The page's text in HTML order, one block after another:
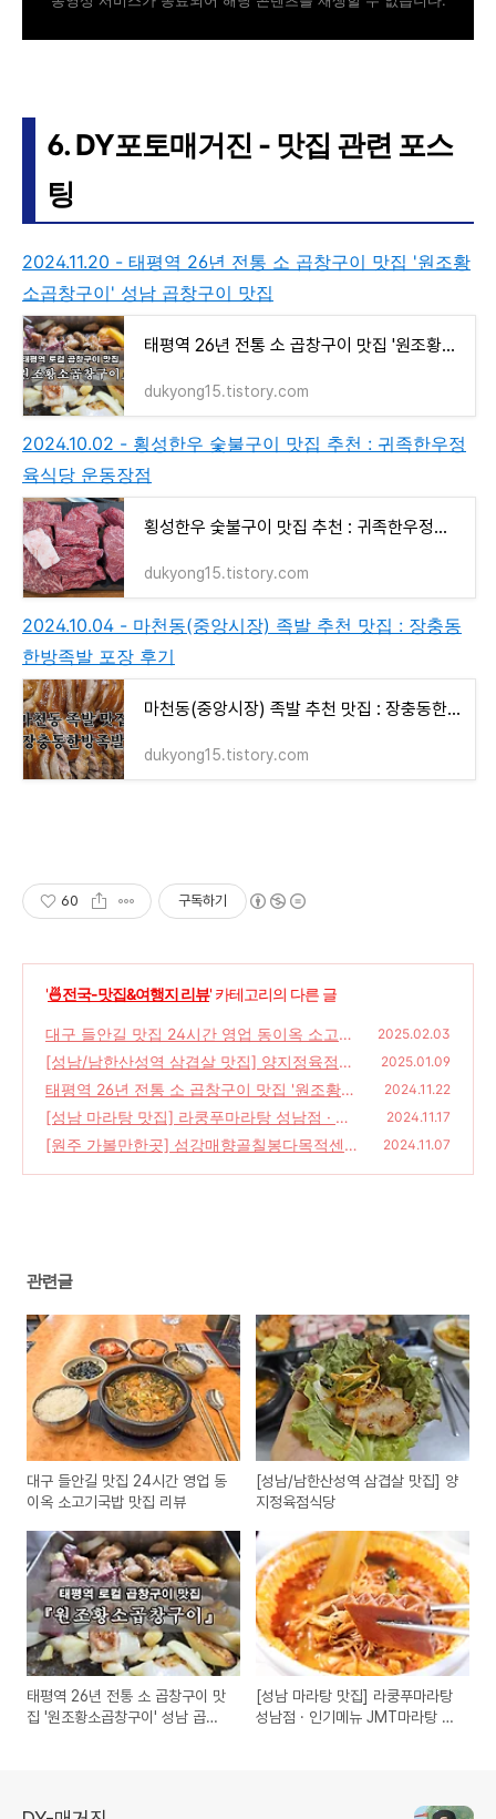
6. DY포토매거진 - 맛집 관련 포스
팅
2024.11.20 - 태평역 26년 전통 소 곱창구이 맛집 '원조황
소곱창구이' 성남 곱창구이 맛집
태평역 26년 전통 소 곱창구이 맛집 '원조황소곱창구이' 성남 곱창구이 맛집
dukyong15.tistory.com
2024.10.02 - 횡성한우 숯불구이 맛집 추천 : 귀족한우정
육식당 운동장점
횡성한우 숯불구이 맛집 추천 : 귀족한우정육식당 운동장점 | 횡성한우축제 콘서트 라인업
dukyong15.tistory.com
2024.10.04 - 마천동(중앙시장) 족발 추천 맛집 : 장충동
한방족발 포장 후기
마천동(중앙시장) 족발 추천 맛집 : 장충동한방족발 포장 후기
dukyong15.tistory.com
60 구독하기
'🍜전국-맛집&여행지 리뷰' 카테고리의 다른 글
대구 들안길 맛집 24시간 영업 동이옥 소고기
국밥 맛집 리뷰
(22)
2025.02.03
[성남/남한산성역 삼겹살 맛집] 양지정육점식
당
(29)
2025.01.09
태평역 26년 전통 소 곱창구이 맛집 '원조황소
곱창구이' 성남 곱창구이 맛집
(26)
2024.11.22
[성남 마라탕 맛집] 라쿵푸마라탕 성남점 · 인
기메뉴 JMT마라탕 리뷰
(18)
2024.11.17
[원주 가볼만한곳] 섬강매향골칠봉다목적센
2024.11.07
관련글
대구 들안길 맛집 24시간 영업 동
이옥 소고기국밥 맛집 리뷰
[성남/남한산성역 삼겹살 맛집] 양
지정육점식당
태평역 26년 전통 소 곱창구이 맛
집 '원조황소곱창구이' 성남 곱창
[성남 마라탕 맛집] 라쿵푸마라탕
성남점 · 인기메뉴 JMT마라탕 리